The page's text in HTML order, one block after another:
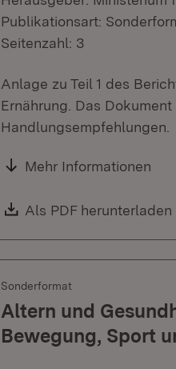
Publikationsart:
Seitenzahl: 3
Anlage zu Teil 1 des
Ernährung. Das
Handlungsempfehlungen.
Mehr Informationen
Download:
Als PDF herunterladen
Sonderformat
Altern und
Bewegung, Sport